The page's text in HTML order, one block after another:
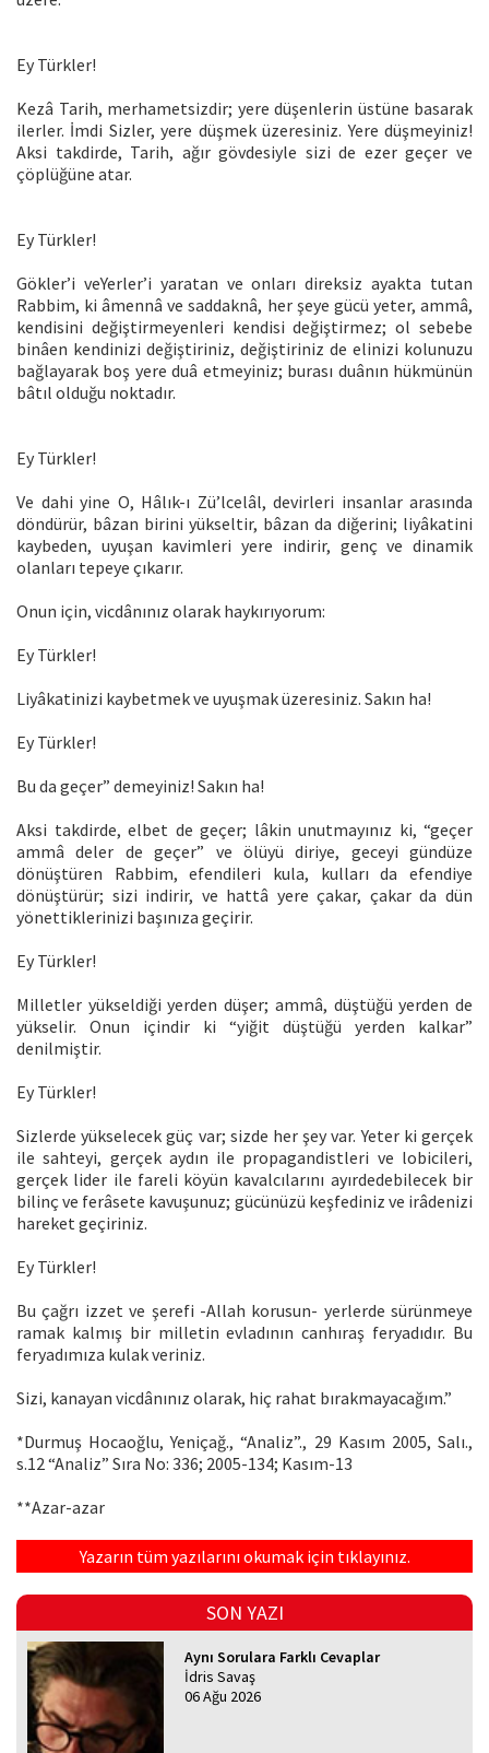
Ey Türkler!
Kezâ Tarih, merhametsizdir; yere düşenlerin üstüne basarak
ilerler. İmdi Sizler, yere düşmek üzeresiniz. Yere düşmeyiniz!
Aksi takdirde, Tarih, ağır gövdesiyle sizi de ezer geçer ve
çöplüğüne atar.
Ey Türkler!
Gökler’i veYerler’i yaratan ve onları direksiz ayakta tutan
Rabbim, ki âmennâ ve saddaknâ, her şeye gücü yeter, ammâ,
kendisini değiştirmeyenleri kendisi değiştirmez; ol sebebe
binâen kendinizi değiştiriniz, değiştiriniz de elinizi kolunuzu
bağlayarak boş yere duâ etmeyiniz; burası duânın hükmünün
bâtıl olduğu noktadır.
Ey Türkler!
Ve dahi yine O, Hâlık-ı Zü’lcelâl, devirleri insanlar arasında
döndürür, bâzan birini yükseltir, bâzan da diğerini; liyâkatini
kaybeden, uyuşan kavimleri yere indirir, genç ve dinamik
olanları tepeye çıkarır.
Onun için, vicdânınız olarak haykırıyorum:
Ey Türkler!
Liyâkatinizi kaybetmek ve uyuşmak üzeresiniz. Sakın ha!
Ey Türkler!
Bu da geçer” demeyiniz! Sakın ha!
Aksi takdirde, elbet de geçer; lâkin unutmayınız ki, “geçer
ammâ deler de geçer” ve ölüyü diriye, geceyi gündüze
dönüştüren Rabbim, efendileri kula, kulları da efendiye
dönüştürür; sizi indirir, ve hattâ yere çakar, çakar da dün
yönettiklerinizi başınıza geçirir.
Ey Türkler!
Milletler yükseldiği yerden düşer; ammâ, düştüğü yerden de
yükselir. Onun içindir ki “yiğit düştüğü yerden kalkar”
denilmiştir.
Ey Türkler!
Sizlerde yükselecek güç var; sizde her şey var. Yeter ki gerçek
ile sahteyi, gerçek aydın ile propagandistleri ve lobicileri,
gerçek lider ile fareli köyün kavalcılarını ayırdedebilecek bir
bilinç ve ferâsete kavuşunuz; gücünüzü keşfediniz ve irâdenizi
hareket geçiriniz.
Ey Türkler!
Bu çağrı izzet ve şerefi -Allah korusun- yerlerde sürünmeye
ramak kalmış bir milletin evladının canhıraş feryadıdır. Bu
feryadımıza kulak veriniz.
Sizi, kanayan vicdânınız olarak, hiç rahat bırakmayacağım.”
*Durmuş Hocaoğlu, Yeniçağ., “Analiz”., 29 Kasım 2005, Salı.,
s.12 “Analiz” Sıra No: 336; 2005-134; Kasım-13
**Azar-azar
Yazarın tüm yazılarını okumak için tıklayınız.
SON YAZI
Aynı Sorulara Farklı Cevaplar
İdris Savaş
06 Ağu 2026